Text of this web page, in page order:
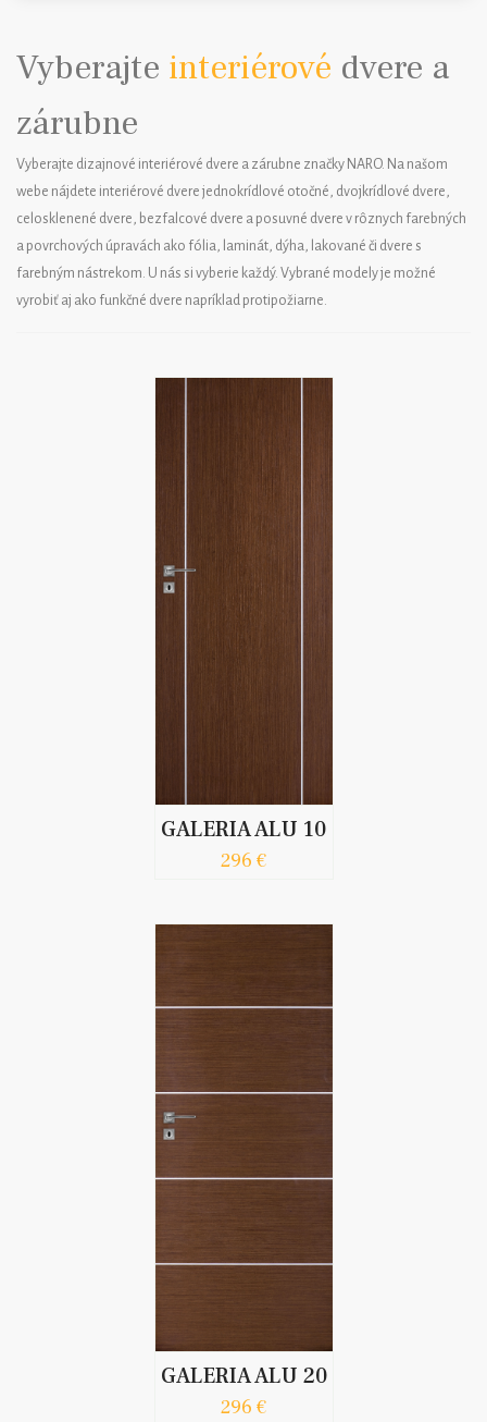
Vyberajte interiérové dvere a
zárubne
Vyberajte dizajnové interiérové dvere a zárubne značky NARO. Na našom
webe nájdete interiérové dvere jednokrídlové otočné, dvojkrídlové dvere,
celosklenené dvere, bezfalcové dvere a posuvné dvere v rôznych farebných
a povrchových úpravách ako fólia, laminát, dýha, lakované či dvere s
farebným nástrekom. U nás si vyberie každý. Vybrané modely je možné
vyrobiť aj ako funkčné dvere napríklad protipožiarne.
GALERIA ALU 10
296 €
GALERIA ALU 20
296 €